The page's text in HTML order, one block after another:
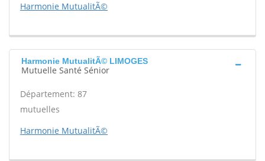
Harmonie MutualitÃ©
Harmonie MutualitÃ© LIMOGES
Mutuelle Santé Sénior
Département: 87
mutuelles
Harmonie MutualitÃ©